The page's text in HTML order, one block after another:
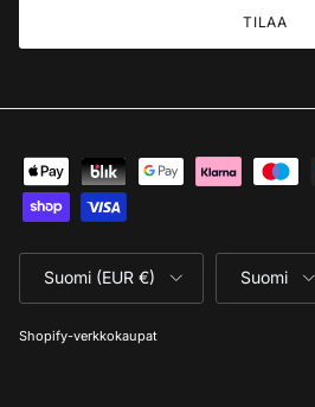
TILAA
Suomi (EUR €) Suomi
Shopify-verkkokaupat